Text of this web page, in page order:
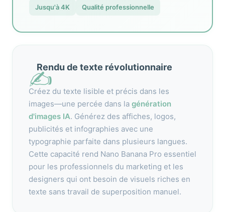
Jusqu'à 4K Qualité professionnelle
✍️
Rendu de texte révolutionnaire
Créez du texte lisible et précis dans les
images—une percée dans la génération
d'images IA. Générez des affiches, logos,
publicités et infographies avec une
typographie parfaite dans plusieurs langues.
Cette capacité rend Nano Banana Pro essentiel
pour les professionnels du marketing et les
designers qui ont besoin de visuels riches en
texte sans travail de superposition manuel.